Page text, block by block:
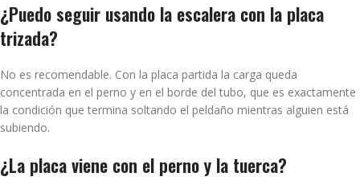
¿Puedo seguir usando la escalera con la placa
trizada?
No es recomendable. Con la placa partida la carga queda
concentrada en el perno y en el borde del tubo, que es exactamente
la condición que termina soltando el peldaño mientras alguien está
subiendo.
¿La placa viene con el perno y la tuerca?